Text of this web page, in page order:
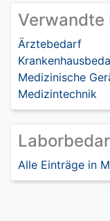
Verwandte
Ärztebedarf
Medizinische
Medizintechnik
Alle Einträge in